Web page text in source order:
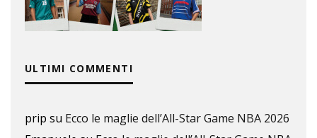
ULTIMI COMMENTI
prip su Ecco le maglie dell’All-Star Game NBA 2026